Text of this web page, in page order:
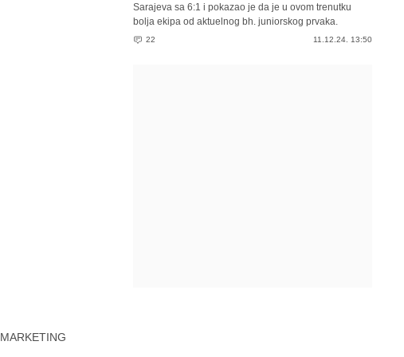
Sarajeva sa 6:1 i pokazao je da je u ovom trenutku
bolja ekipa od aktuelnog bh. juniorskog prvaka.
22 11.12.24. 13:50
MARKETING